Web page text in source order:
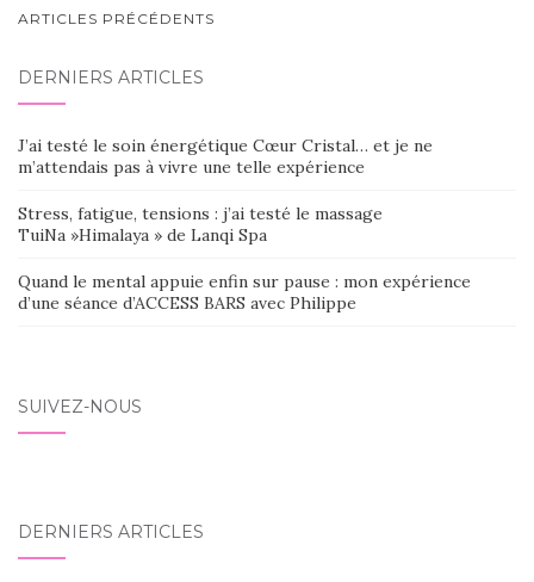
NAVIGATION
SEIN
DES
ARTICLES
ARTICLES PRÉCÉDENTS
DERNIERS ARTICLES
J’ai testé le soin énergétique Cœur Cristal… et je ne
m’attendais pas à vivre une telle expérience
Stress, fatigue, tensions : j’ai testé le massage
TuiNa »Himalaya » de Lanqi Spa
Quand le mental appuie enfin sur pause : mon expérience
d’une séance d’ACCESS BARS avec Philippe
SUIVEZ-NOUS
DERNIERS ARTICLES